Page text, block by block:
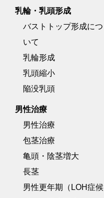
乳輪・乳頭形成
バストトップ形成につ
いて
乳輪形成
乳頭縮小
陥没乳頭
男性治療
男性治療
包茎治療
亀頭・陰茎増大
長茎
男性更年期（LOH症候